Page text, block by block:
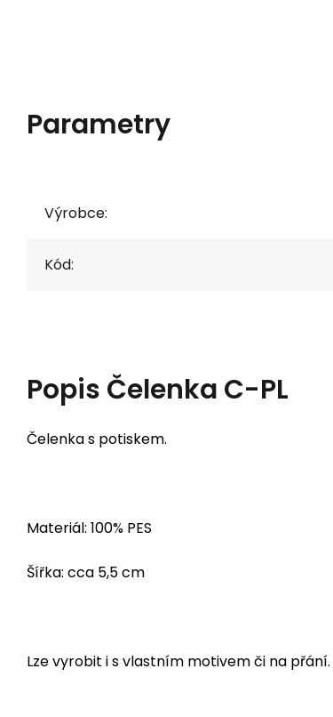
Parametry
Výrobce:
Kód:
Popis Čelenka C-PL
Čelenka s potiskem.
Materiál: 100% PES
Šířka: cca 5,5 cm
Lze vyrobit i s vlastním motivem či na přání.